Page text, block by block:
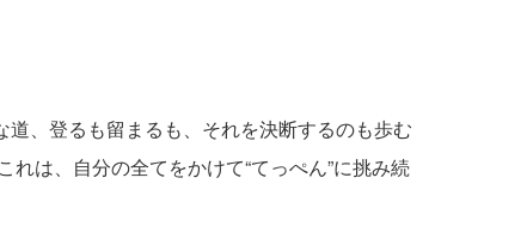
、登るも留まるも、それを決断するのも歩む
は、自分の全てをかけて“てっぺん”に挑み続